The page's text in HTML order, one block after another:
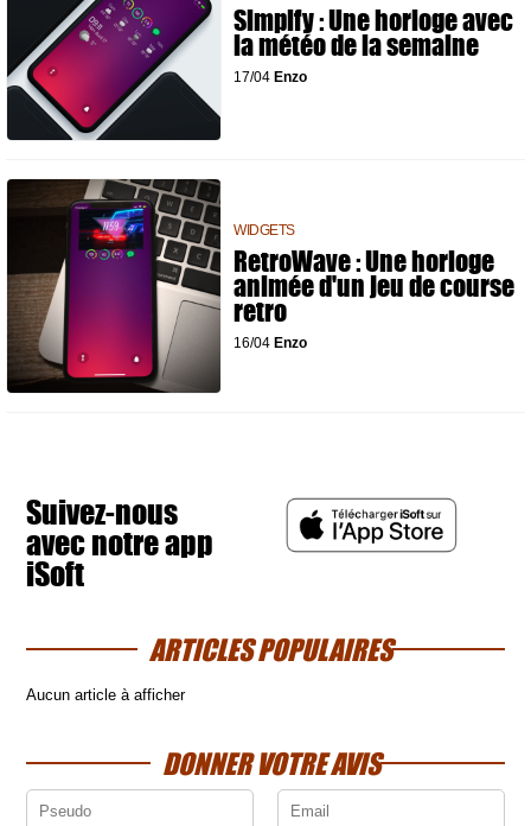
Simplfy : Une horloge avec
la météo de la semaine
17/04 Enzo
WIDGETS
RetroWave : Une horloge
animée d'un jeu de course
retro
16/04 Enzo
Suivez-nous
avec notre app
iSoft
ARTICLES POPULAIRES
Aucun article à afficher
DONNER VOTRE AVIS